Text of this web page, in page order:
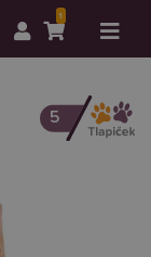
1
5